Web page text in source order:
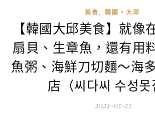
美食, 韓國。大邱
【韓國大邱美食】就像
扇貝、生章魚，還有用
魚粥、海鮮刀切麵～海
店（씨다씨 수성못
2023-05-23